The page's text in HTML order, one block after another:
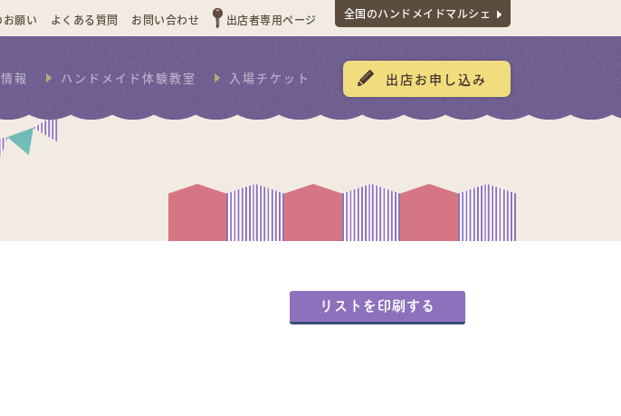
願い よくある質問 お問い合わせ 出店者専用ページ 全国のハンドメイドマルシェ
報 ハンドメイド体験教室 入場チケット 出店お申し込み
リストを印刷する